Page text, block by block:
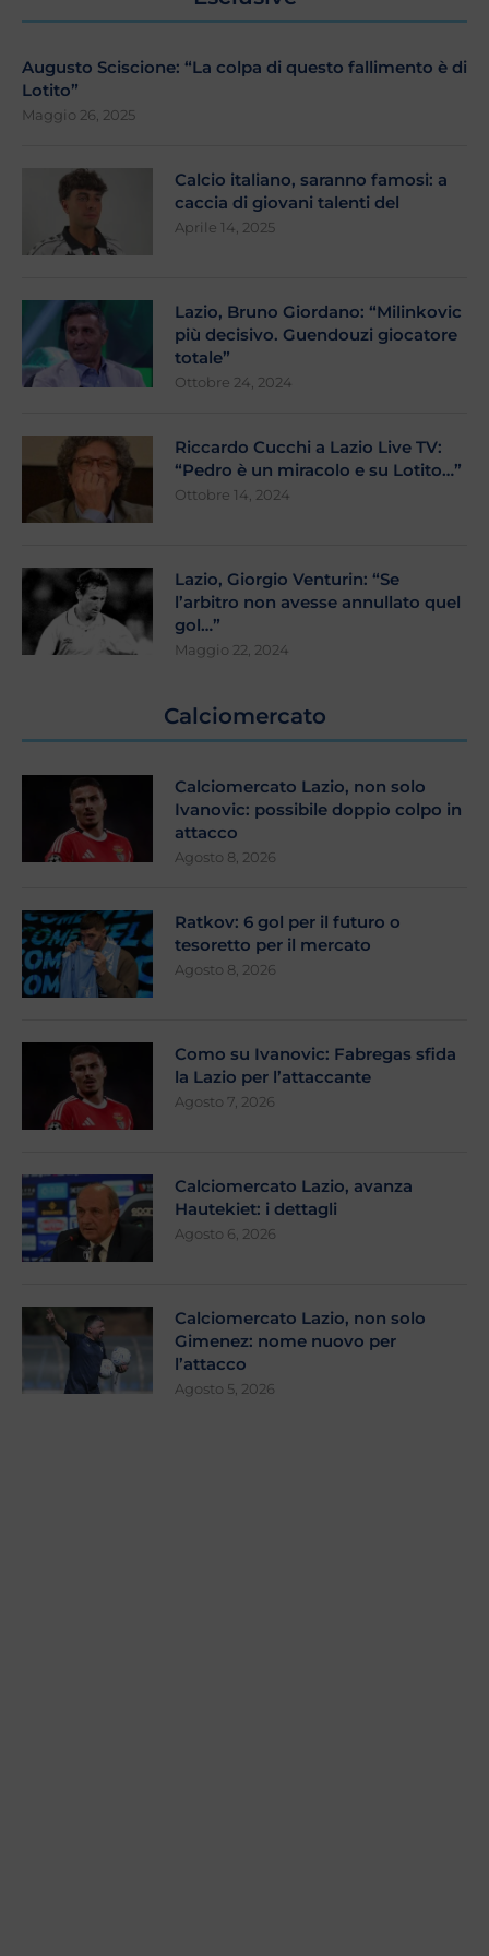
Augusto Sciscione: “La colpa di questo fallimento è di
Lotito”
Maggio 26, 2025
Calcio italiano, saranno famosi: a
caccia di giovani talenti del
Aprile 14, 2025
Lazio, Bruno Giordano: “Milinkovic
più decisivo. Guendouzi giocatore
totale”
Ottobre 24, 2024
Riccardo Cucchi a Lazio Live TV:
“Pedro è un miracolo e su Lotito…”
Ottobre 14, 2024
Lazio, Giorgio Venturin: “Se
l’arbitro non avesse annullato quel
gol…”
Maggio 22, 2024
Calciomercato
Calciomercato Lazio, non solo
Ivanovic: possibile doppio colpo in
attacco
Agosto 8, 2026
Ratkov: 6 gol per il futuro o
tesoretto per il mercato
Agosto 8, 2026
Como su Ivanovic: Fabregas sfida
la Lazio per l’attaccante
Agosto 7, 2026
Calciomercato Lazio, avanza
Hautekiet: i dettagli
Agosto 6, 2026
Calciomercato Lazio, non solo
Gimenez: nome nuovo per
l’attacco
Agosto 5, 2026